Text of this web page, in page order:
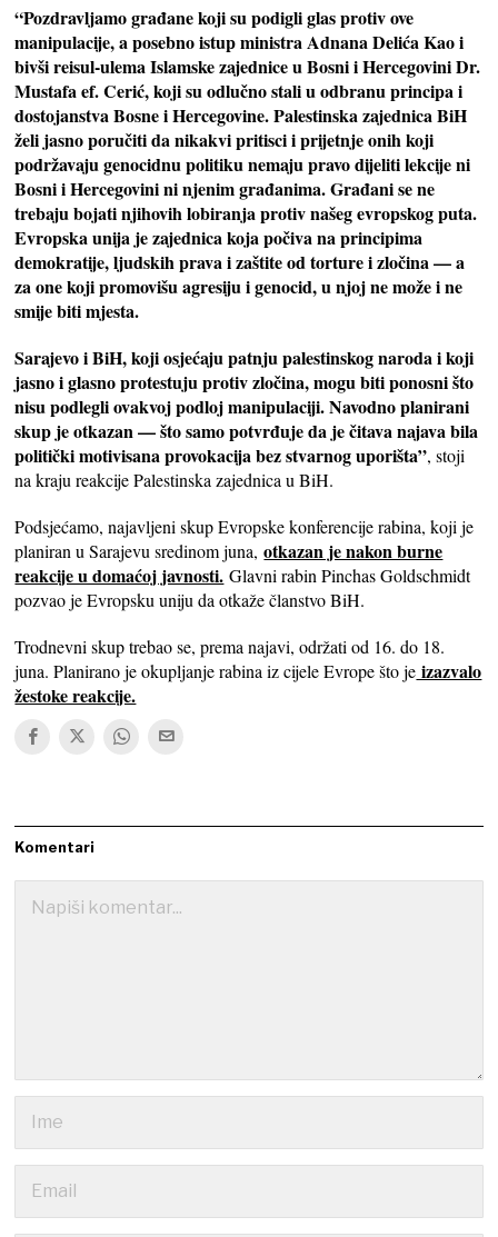
“Pozdravljamo građane koji su podigli glas protiv ove
manipulacije, a posebno istup ministra Adnana Delića Kao i
bivši reisul-ulema Islamske zajednice u Bosni i Hercegovini Dr.
Mustafa ef. Cerić, koji su odlučno stali u odbranu principa i
dostojanstva Bosne i Hercegovine. Palestinska zajednica BiH
želi jasno poručiti da nikakvi pritisci i prijetnje onih koji
podržavaju genocidnu politiku nemaju pravo dijeliti lekcije ni
Bosni i Hercegovini ni njenim građanima. Građani se ne
trebaju bojati njihovih lobiranja protiv našeg evropskog puta.
Evropska unija je zajednica koja počiva na principima
demokratije, ljudskih prava i zaštite od torture i zločina — a
za one koji promovišu agresiju i genocid, u njoj ne može i ne
smije biti mjesta.
Sarajevo i BiH, koji osjećaju patnju palestinskog naroda i koji
jasno i glasno protestuju protiv zločina, mogu biti ponosni što
nisu podlegli ovakvoj podloj manipulaciji. Navodno planirani
skup je otkazan — što samo potvrđuje da je čitava najava bila
politički motivisana provokacija bez stvarnog uporišta”, stoji
na kraju reakcije Palestinska zajednica u BiH.
Podsjećamo, najavljeni skup Evropske konferencije rabina, koji je
planiran u Sarajevu sredinom juna,otkazan je nakon burne
reakcije u domaćoj javnosti. Glavni rabin Pinchas Goldschmidt
pozvao je Evropsku uniju da otkaže članstvo BiH.
Trodnevni skup trebao se, prema najavi, održati od 16. do 18.
juna. Planirano je okupljanje rabina iz cijele Evrope što je izazvalo
žestoke reakcije.
Komentari